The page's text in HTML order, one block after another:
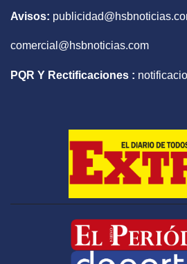
Avisos:
comercial@hsbnoticias.com
PQR Y Rectificaciones :